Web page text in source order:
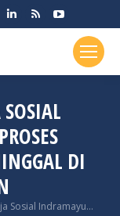
Linkedin
in
window
Rss
opens
in
window
YouTube
page
opens
in
DI
Sosial Indramayu…